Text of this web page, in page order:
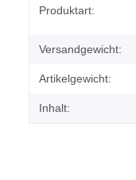
Produktart:
Versandgewicht:
Artikelgewicht:
Inhalt: